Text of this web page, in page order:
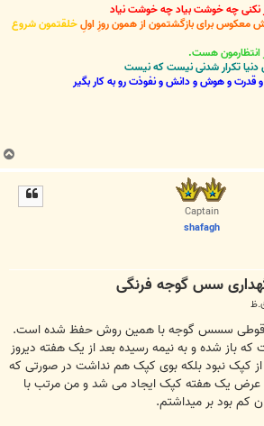
نکنی چه خوشت بیاد چه خوشت نیاد
برای بازگشتمون از همون روزِ اولِخلقتمون شروع
انتظارمون هست.
تکرار شدنی نیست که نیست
و قدرت و هوش و دانش و نفوذت رو به کار بگیر
Captain
shafagh
قوطی سسس گوجه با همین روش حفظ شده است.
باز شده و به نیمه رسیده بعد از یک هفته دیروز
از کپک نبود بلکه بوی کپک هم نداشت در صورتی که
عرض یک هفته کپک ایجاد می شد و من مرتب با
کم بود بر میداشتم.